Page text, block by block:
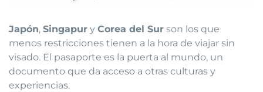
Japón, Singapur y Corea del Sur son los que
menos restricciones tienen a la hora de viajar sin
visado. El pasaporte es la puerta al mundo, un
documento que da acceso a otras culturas y
experiencias.